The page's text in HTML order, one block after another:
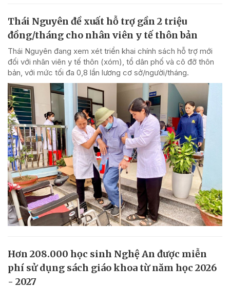
Thái Nguyên đề xuất hỗ trợ gần 2 triệu
đồng/tháng cho nhân viên y tế thôn bản
Thái Nguyên đang xem xét triển khai chính sách hỗ trợ mới
đối với nhân viên y tế thôn (xóm), tổ dân phố và cô đỡ thôn
bản, với mức tối đa 0,8 lần lương cơ sở/người/tháng.
Hơn 208.000 học sinh Nghệ An được miễn
phí sử dụng sách giáo khoa từ năm học 2026
- 2027